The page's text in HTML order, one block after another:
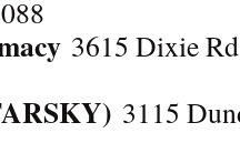
3615 Dixie
3115